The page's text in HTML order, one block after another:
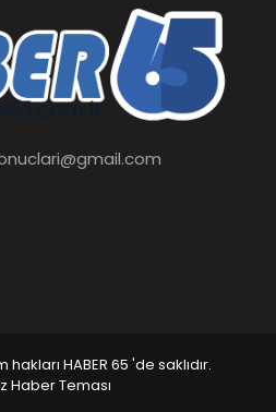
HABER 65 'de saklıdır.
Haber Teması